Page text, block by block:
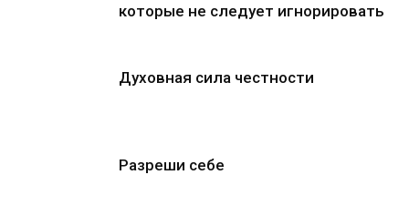
которые не следует игнорировать
Духовная сила честности
Разреши себе